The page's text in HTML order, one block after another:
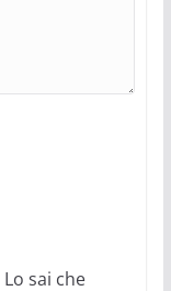
Lo sai che